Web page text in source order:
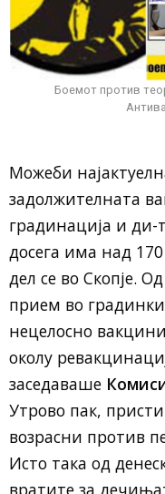
Боемот против
Можеби
задолжителната
градинација и ди-
досега има над
дел се во Скопје.
прием во
нецелосно
околу
заседаваше
Утрово пак,
возрасни против
Исто така од
вратите за